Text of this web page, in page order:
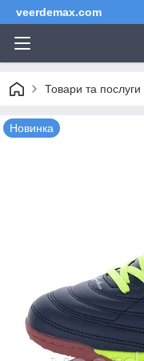
veerdemax.com
Товари та послуги
Новинка